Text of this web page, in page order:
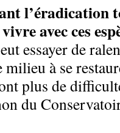
avec ces
essayer de
à se
plus de
du